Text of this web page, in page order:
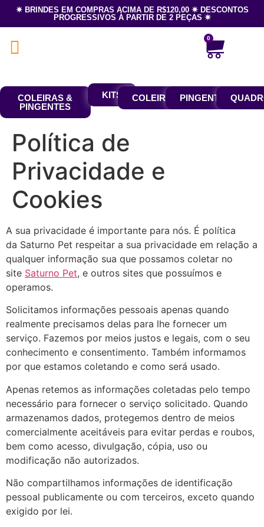
✷ BRINDES EM COMPRAS ACIMA DE R$120,00 ✷ DESCONTOS
PROGRESSIVOS À PARTIR DE 2 PEÇAS ✷
0
COLEIRAS &
PINGENTES
KITS COLEIRAS PINGENTES
Política de
Privacidade e
Cookies
A sua privacidade é importante para nós. É política
da Saturno Pet respeitar a sua privacidade em relação a
qualquer informação sua que possamos coletar no
site Saturno Pet, e outros sites que possuímos e
operamos.
Solicitamos informações pessoais apenas quando
realmente precisamos delas para lhe fornecer um
serviço. Fazemos por meios justos e legais, com o seu
conhecimento e consentimento. Também informamos
por que estamos coletando e como será usado.
Apenas retemos as informações coletadas pelo tempo
necessário para fornecer o serviço solicitado. Quando
armazenamos dados, protegemos dentro de meios
comercialmente aceitáveis ​​para evitar perdas e roubos,
bem como acesso, divulgação, cópia, uso ou
modificação não autorizados.
​Não compartilhamos informações de identificação
pessoal publicamente ou com terceiros, exceto quando
exigido por lei.